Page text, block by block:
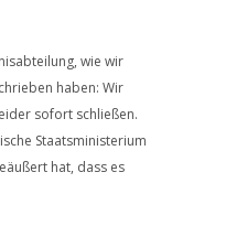
wie wir
haben: Wir
sofort schließen.
Staatsministerium
hat, dass es